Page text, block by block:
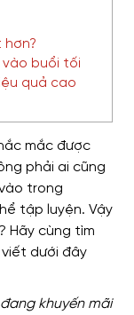
vào buổi tối
quả cao
mắc được
phải ai cũng
trong
tập luyện. Vậy
? Hãy cùng tìm
dưới đây
khuyến mãi